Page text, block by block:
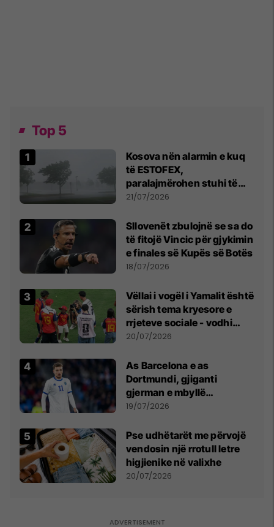
Top 5
Kosova nën alarmin e kuq
të ESTOFEX,
paralajmërohen stuhi të
fuqishme me breshër dhe
21/07/2026
Sllovenët zbulojnë se sa do
të fitojë Vincic për gjykimin
e finales së Kupës së Botës
18/07/2026
Vëllai i vogël i Yamalit është
sërish tema kryesore e
rrjeteve sociale - vodhi
vëmendjen pas finales së
20/07/2026
As Barcelona e as
Dortmundi, gjiganti
gjerman e mbyllë
marrëveshjen për Fisnik
19/07/2026
Pse udhëtarët me përvojë
vendosin një rrotull letre
higjienike në valixhe
20/07/2026